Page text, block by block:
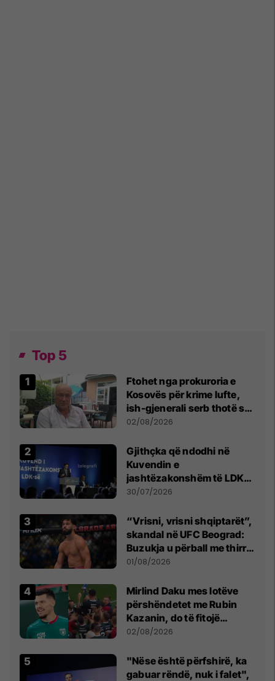
Top 5
Ftohet nga prokuroria e
Kosovës për krime lufte,
ish-gjenerali serb thotë se
dikush e tradhtoi në
02/08/2026
Gjithçka që ndodhi në
Kuvendin e
jashtëzakonshëm të LDK-
së
30/07/2026
“Vrisni, vrisni shqiptarët”,
skandal në UFC Beograd:
Buzukja u përball me thirrje
anti-shqiptare nga
01/08/2026
Mirlind Daku mes lotëve
përshëndetet me Rubin
Kazanin, do të fitojë
miliona te Spartak Moska
02/08/2026
"Nëse është përfshirë, ka
gabuar rëndë, nuk i falet",